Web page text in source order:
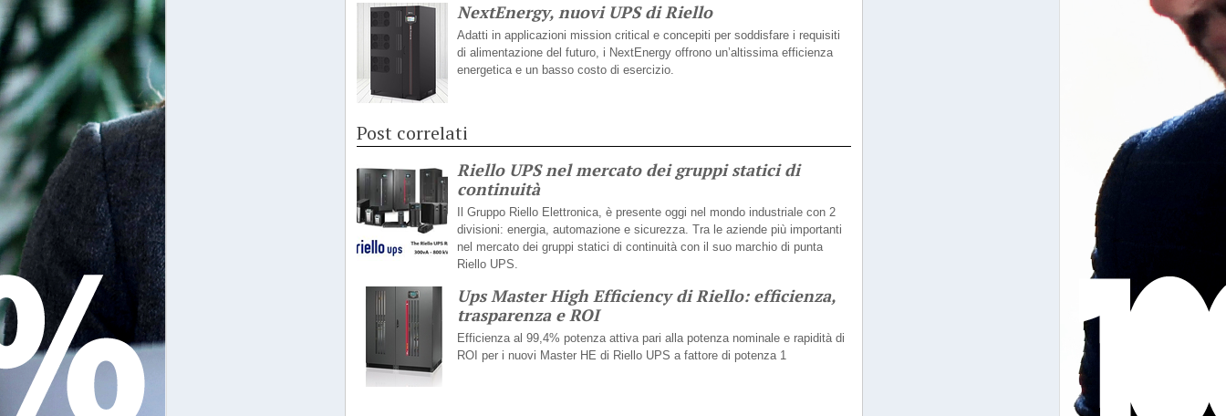
NextEnergy, nuovi UPS di Riello
Adatti in applicazioni mission critical e concepiti per soddisfare i requisiti
di alimentazione del futuro, i NextEnergy offrono un’altissima efficienza
energetica e un basso costo di esercizio.
Post correlati
Riello UPS nel mercato dei gruppi statici di
continuità
Il Gruppo Riello Elettronica, è presente oggi nel mondo industriale con 2
divisioni: energia, automazione e sicurezza. Tra le aziende più importanti
nel mercato dei gruppi statici di continuità con il suo marchio di punta
Riello UPS.
Ups Master High Efficiency di Riello: efficienza,
trasparenza e ROI
Efficienza al 99,4% potenza attiva pari alla potenza nominale e rapidità di
ROI per i nuovi Master HE di Riello UPS a fattore di potenza 1